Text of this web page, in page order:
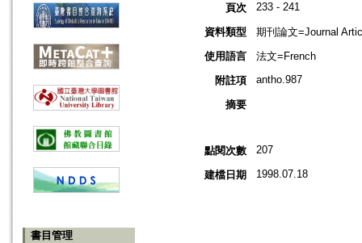
書目管理
頁次 233 - 241
資料類型
期刊論文=Journal
使用語言
法文=French
附註項
antho.987
摘要
點閱次數 207
建檔日期 1998.07.18